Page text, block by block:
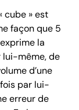
cube » est
façon que 5
la
lui-même, de
d’une
par lui-
erreur de